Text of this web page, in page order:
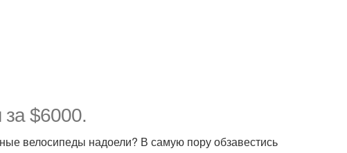
за $6000.
велосипеды надоели? В самую пору обзавестись